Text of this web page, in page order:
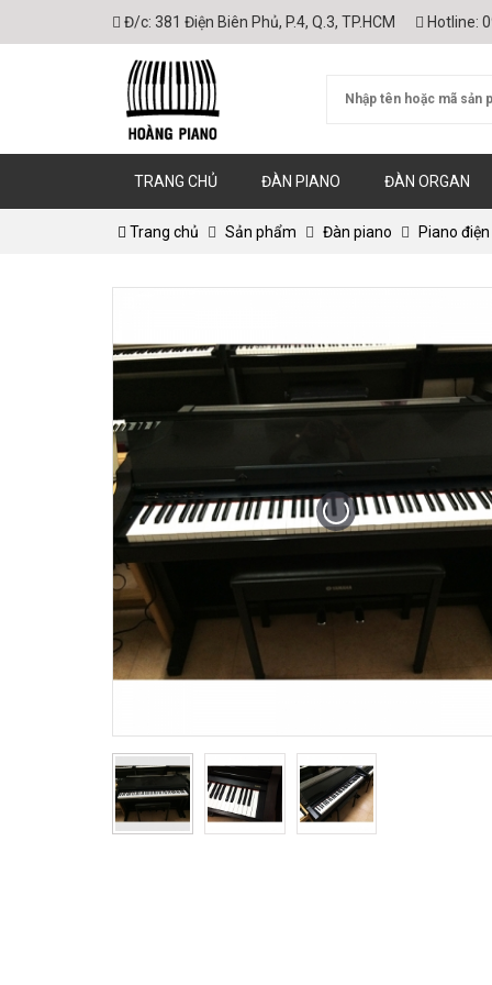
Đ/c: 381 Điện Biên Phủ, P.4, Q.3, TP.HCM Hotline:
TRANG CHỦ ĐÀN PIANO ĐÀN ORGAN
Trang chủ Sản phẩm Đàn piano Piano điện